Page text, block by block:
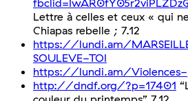
Lettre à celles et ceux « qui
Chiapas rebelle ; 7.12
https://lundi.am/
SOULEVE-TOI
https://lundi.am/Violences-
http://dndf.org/?p=17401